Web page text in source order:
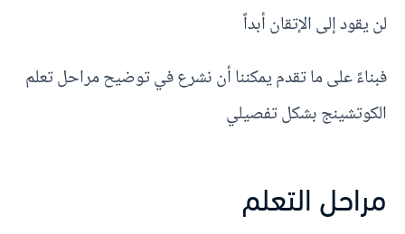
لن يقود إلى الإتقان أبداً
فبناءً على ما تقدم يمكننا أن نشرع في توضيح مراحل تعلم
الكوتشينج بشكل تفصيلي
مراحل التعلم